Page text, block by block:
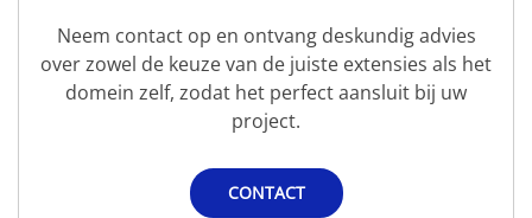
Neem contact op en ontvang deskundig advies
over zowel de keuze van de juiste extensies als het
domein zelf, zodat het perfect aansluit bij uw
project.
CONTACT